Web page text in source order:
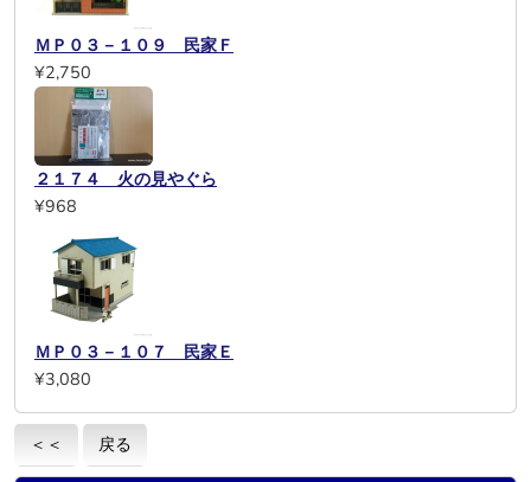
ＭＰ０３－１０９ 民家Ｆ
¥2,750
２１７４ 火の見やぐら
¥968
ＭＰ０３－１０７ 民家Ｅ
¥3,080
＜＜ 戻る